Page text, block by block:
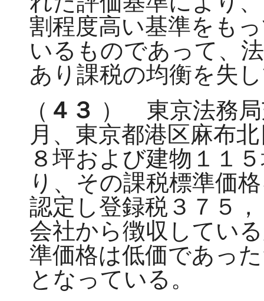
割程度高い基準をも
いるものであって、
あり課税の均衡を失
（ ４３ ） 東京法務局
月、東京都港区麻布
８坪および建物１１
り、その課税標準価
認定し登録税３７５
会社から徴収してい
準価格は低価であっ
となっている。